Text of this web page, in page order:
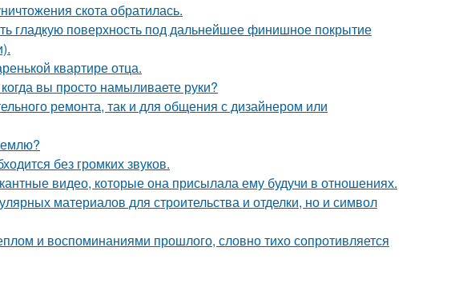
скота обратилась.
гладкую поверхность под дальнейшее финишное покрытие
квартире отца.
вы просто намыливаете руки?
ремонта, так и для общения с дизайнером или
без громких звуков.
видео, которые она присылала ему будучи в отношениях.
материалов для строительства и отделки, но и символ
и воспоминаниями прошлого, словно тихо сопротивляется